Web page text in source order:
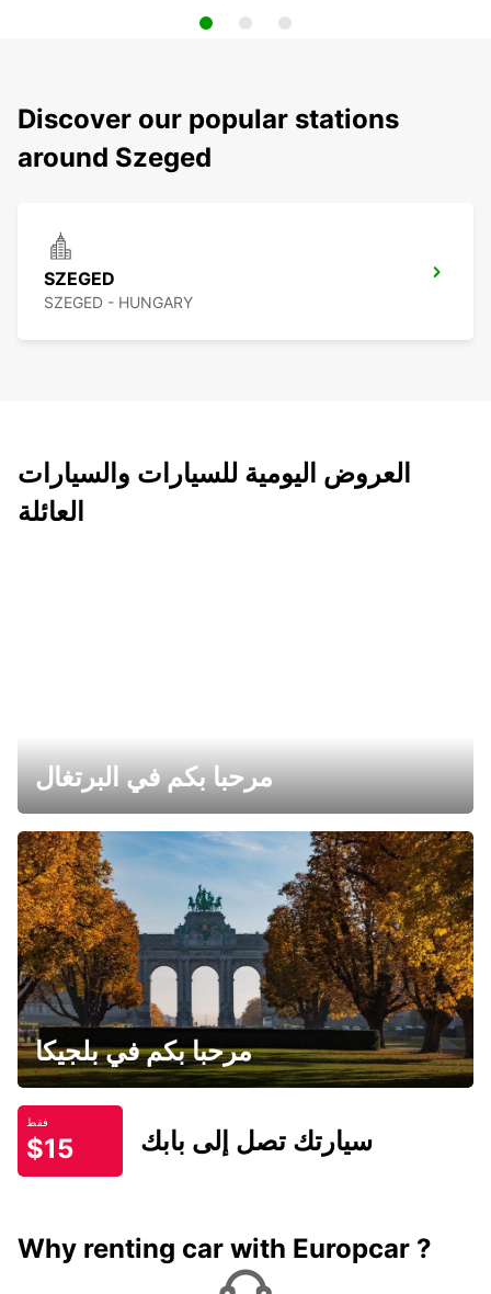
Discover our popular stations
around Szeged
SZEGED
SZEGED - HUNGARY
العروض اليومية للسيارات والسيارات
العائلة
مرحبا بكم في البرتغال
مرحبا بكم في بلجيكا
فقط
$15 سيارتك تصل إلى بابك
Why renting car with Europcar ?